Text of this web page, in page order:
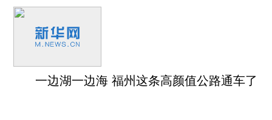
一边湖一边海 福州这条高颜值公路通车了